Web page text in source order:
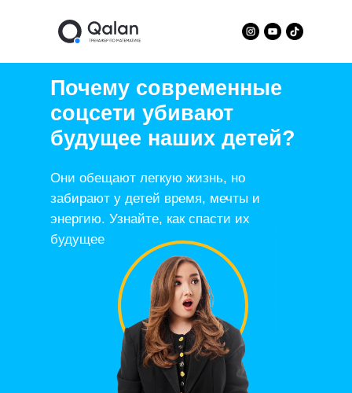
Они обещают легкую жизнь, но
забирают у детей время, мечты и
энергию. Узнайте, как спасти их
будущее
Почему современные
соцсети убивают
будущее наших детей?